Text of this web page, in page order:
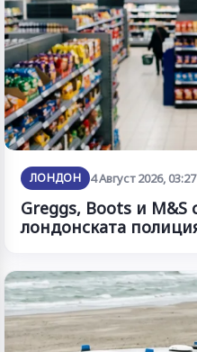
ЛОНДОН 4 Август 2026, 03:27
Greggs, Boots и M&S
лондонската